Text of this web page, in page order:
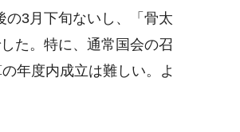
の3月下旬ないし、「骨太
た。特に、通常国会の召
年度内成立は難しい。よ